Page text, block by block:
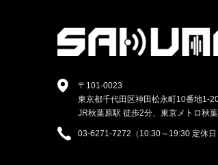
〒101-0023
東京都千代田区神田松永町10番地1-
JR秋葉原駅 徒歩2分、東京メトロ秋
03-6271-7272（10:30～19:30 定休日